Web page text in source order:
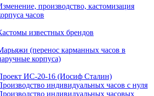
производство, кастомизация
часов
известных брендов
(перенос карманных часов в
корпуса)
ИС-20-16 (Иосиф Сталин)
индивидуальных часов с нуля
индивидуальных часовых